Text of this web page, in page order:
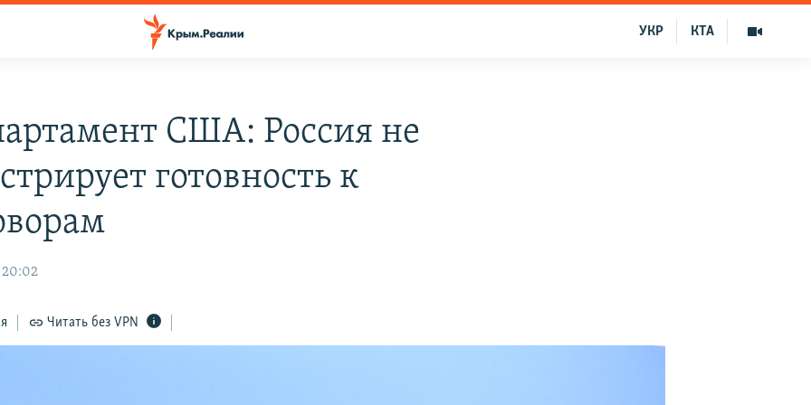
КТА
УКР
США: Россия не
готовность к
20:02
Читать без VPN